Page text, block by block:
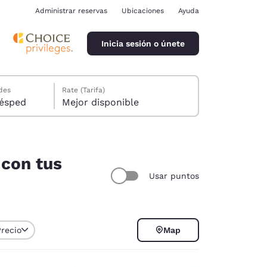
Administrar reservas Ubicaciones Ayuda
Inicia sesión o únete
1 huésped
Rate (Tarifa)
Mejor disponible
tus
Usar puntos
Map